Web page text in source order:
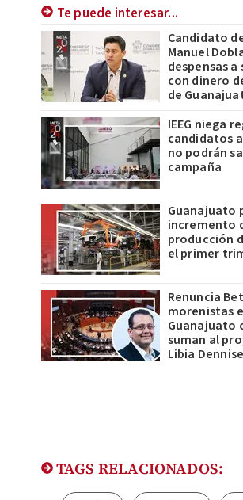
Te puede interesar...
Candidato
Manuel
despensas a
con dinero
de
IEEG niega
candidatos
no podrán
campaña
Guanajuato
incremento
producción
el primer
Renuncia
morenistas
Guanajuato
suman al
Libia Dennise
TAGS RELACIONADOS: